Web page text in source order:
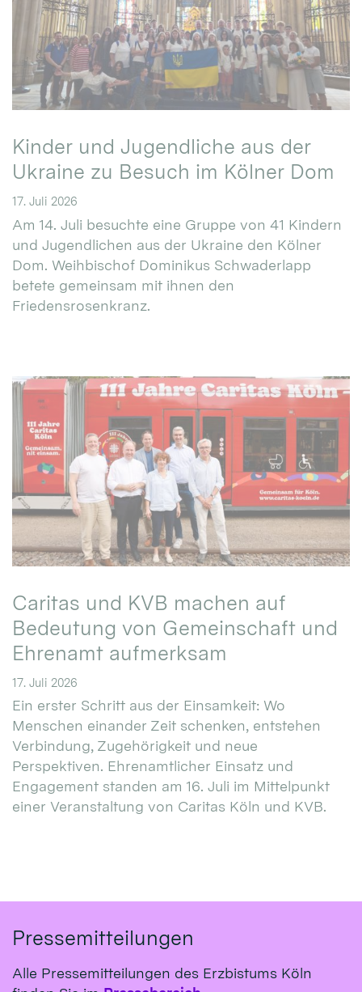
Kinder und Jugendliche aus der
Ukraine zu Besuch im Kölner Dom
17. Juli 2026
Am 14. Juli besuchte eine Gruppe von 41 Kindern
und Jugendlichen aus der Ukraine den Kölner
Dom. Weihbischof Dominikus Schwaderlapp
betete gemeinsam mit ihnen den
Friedensrosenkranz.
Caritas und KVB machen auf
Bedeutung von Gemeinschaft und
Ehrenamt aufmerksam
17. Juli 2026
Ein erster Schritt aus der Einsamkeit: Wo
Menschen einander Zeit schenken, entstehen
Verbindung, Zugehörigkeit und neue
Perspektiven. Ehrenamtlicher Einsatz und
Engagement standen am 16. Juli im Mittelpunkt
einer Veranstaltung von Caritas Köln und KVB.
Pressemitteilungen
Alle Pressemitteilungen des Erzbistums Köln